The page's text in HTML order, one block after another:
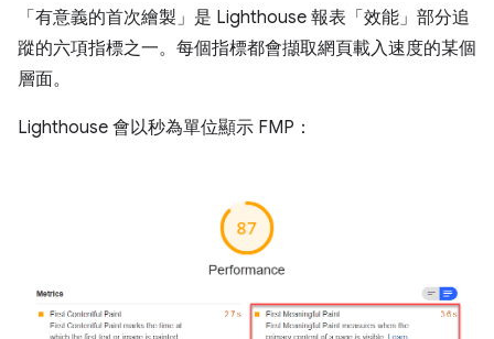
「有意義的首次繪製」是 Lighthouse 報表「效能」 部分追
蹤的六項指標之一。每個指標都會擷取網頁載入速度的某個
層面。
Lighthouse 會以秒為單位顯示 FMP：